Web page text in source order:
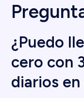
¿Puedo
cero con
diarios en